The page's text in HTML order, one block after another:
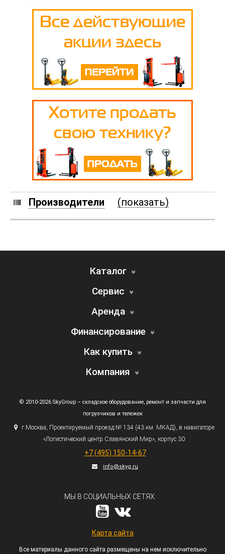
Производители (показать)
Каталог
Сервис
Аренда
Финансирование
Как купить
Компания
© 2010-2026 SkyGroup – складское оборудование, ремонт и запчасти для
погрузчиков и тележек
г.Москва, Проектируемый проезд № 134 (43км. МКАД), в навигаторе
«Логистический центр Славянский Мир», корпус 30
+7 (495) 150-14-67
info@skyg.ru
МЫ В СОЦИАЛЬНЫХ СЕТЯХ:
Карта сайта
Все материалы данного сайта размещены на нем исключительно